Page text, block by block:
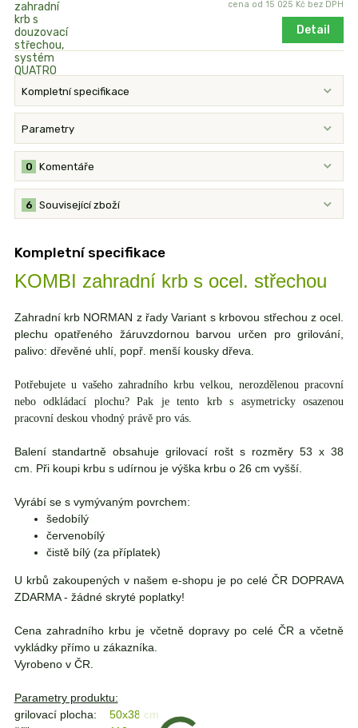
cena od15 025 Kč bez DPH
Detail
Kompletní specifikace
Parametry
Komentáře
0
Související zboží
6
Kompletní specifikace
KOMBI zahradní krb s ocel. střechou
Zahradní krb NORMAN z řady Variant s krbovou střechou z ocel.
plechu opatřeného žáruvzdornou barvou určen pro grilování,
palivo: dřevěné uhlí, popř. menší kousky dřeva.
Potřebujete u vašeho zahradního krbu velkou, nerozdělenou pracovní
nebo odkládací plochu? Pak je tento krb s asymetricky osazenou
pracovní deskou vhodný právě pro vás.
Balení standartně obsahuje grilovací rošt s rozměry 53 x 38
cm. Při koupi krbu s udírnou je výška krbu o 26 cm vyšší.
Vyrábí se s vymývaným povrchem:
šedobílý
červenobílý
čistě bílý (za příplatek)
U krbů zakoupených v našem e-shopu je po celé ČR DOPRAVA
ZDARMA - žádné skryté poplatky!
Cena zahradního krbu je včetně dopravy po celé ČR a včetně
vykládky přímo u zákazníka.
Vyrobeno v ČR.
Parametry produktu:
grilovací plocha:
50x38 cm